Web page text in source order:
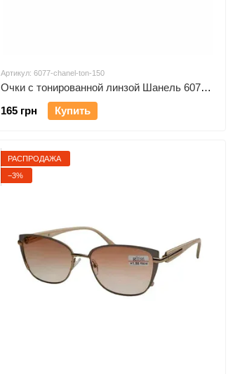
Артикул: 6077-chanel-ton-150
Очки с тонированной линзой Шанель 6077, +1.50
165 грн
Купить
РАСПРОДАЖА
−3%